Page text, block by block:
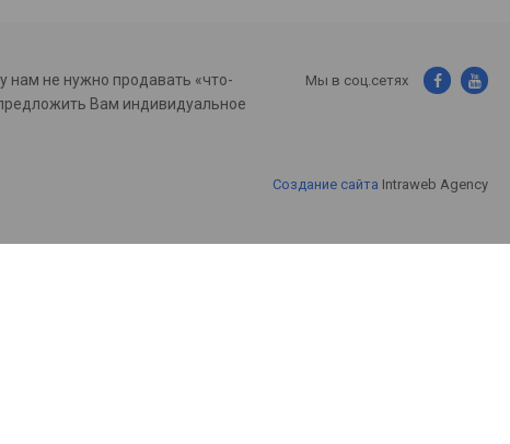
нам не нужно продавать «что-
Вам индивидуальное
Мы в соц.сетях
Создание сайта Intraweb Agency